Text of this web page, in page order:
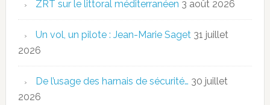
ZRT sur le littoral méditerranéen 3 août 2026
Un vol, un pilote : Jean-Marie Saget 31 juillet
2026
De l’usage des harnais de sécurité… 30 juillet
2026